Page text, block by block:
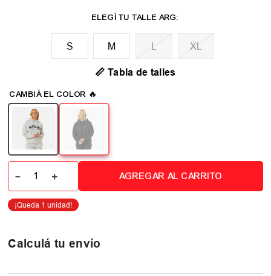
M L XL
📏 Tabla de talles
＋
－ AGREGAR AL CARRITO
Calculá tu envío